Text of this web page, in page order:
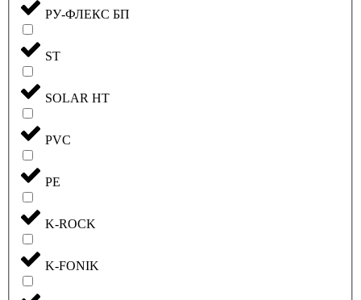
РУ-ФЛЕКС БП
ST
SOLAR HT
PVC
PE
K-ROCK
K-FONIK